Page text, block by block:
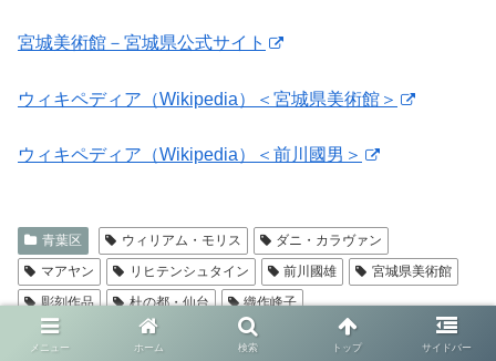
宮城美術館－宮城県公式サイト
ウィキペディア（Wikipedia）＜宮城県美術館＞
ウィキペディア（Wikipedia）＜前川國男＞
青葉区 ウィリアム・モリス
ダニ・カラヴァン
マアヤン
リヒテンシュタイン 前川國雄
宮城県美術館
彫刻作品
杜の都・仙台 織作峰子
シェアする
メニュー ホーム 検索 トップ サイドバー